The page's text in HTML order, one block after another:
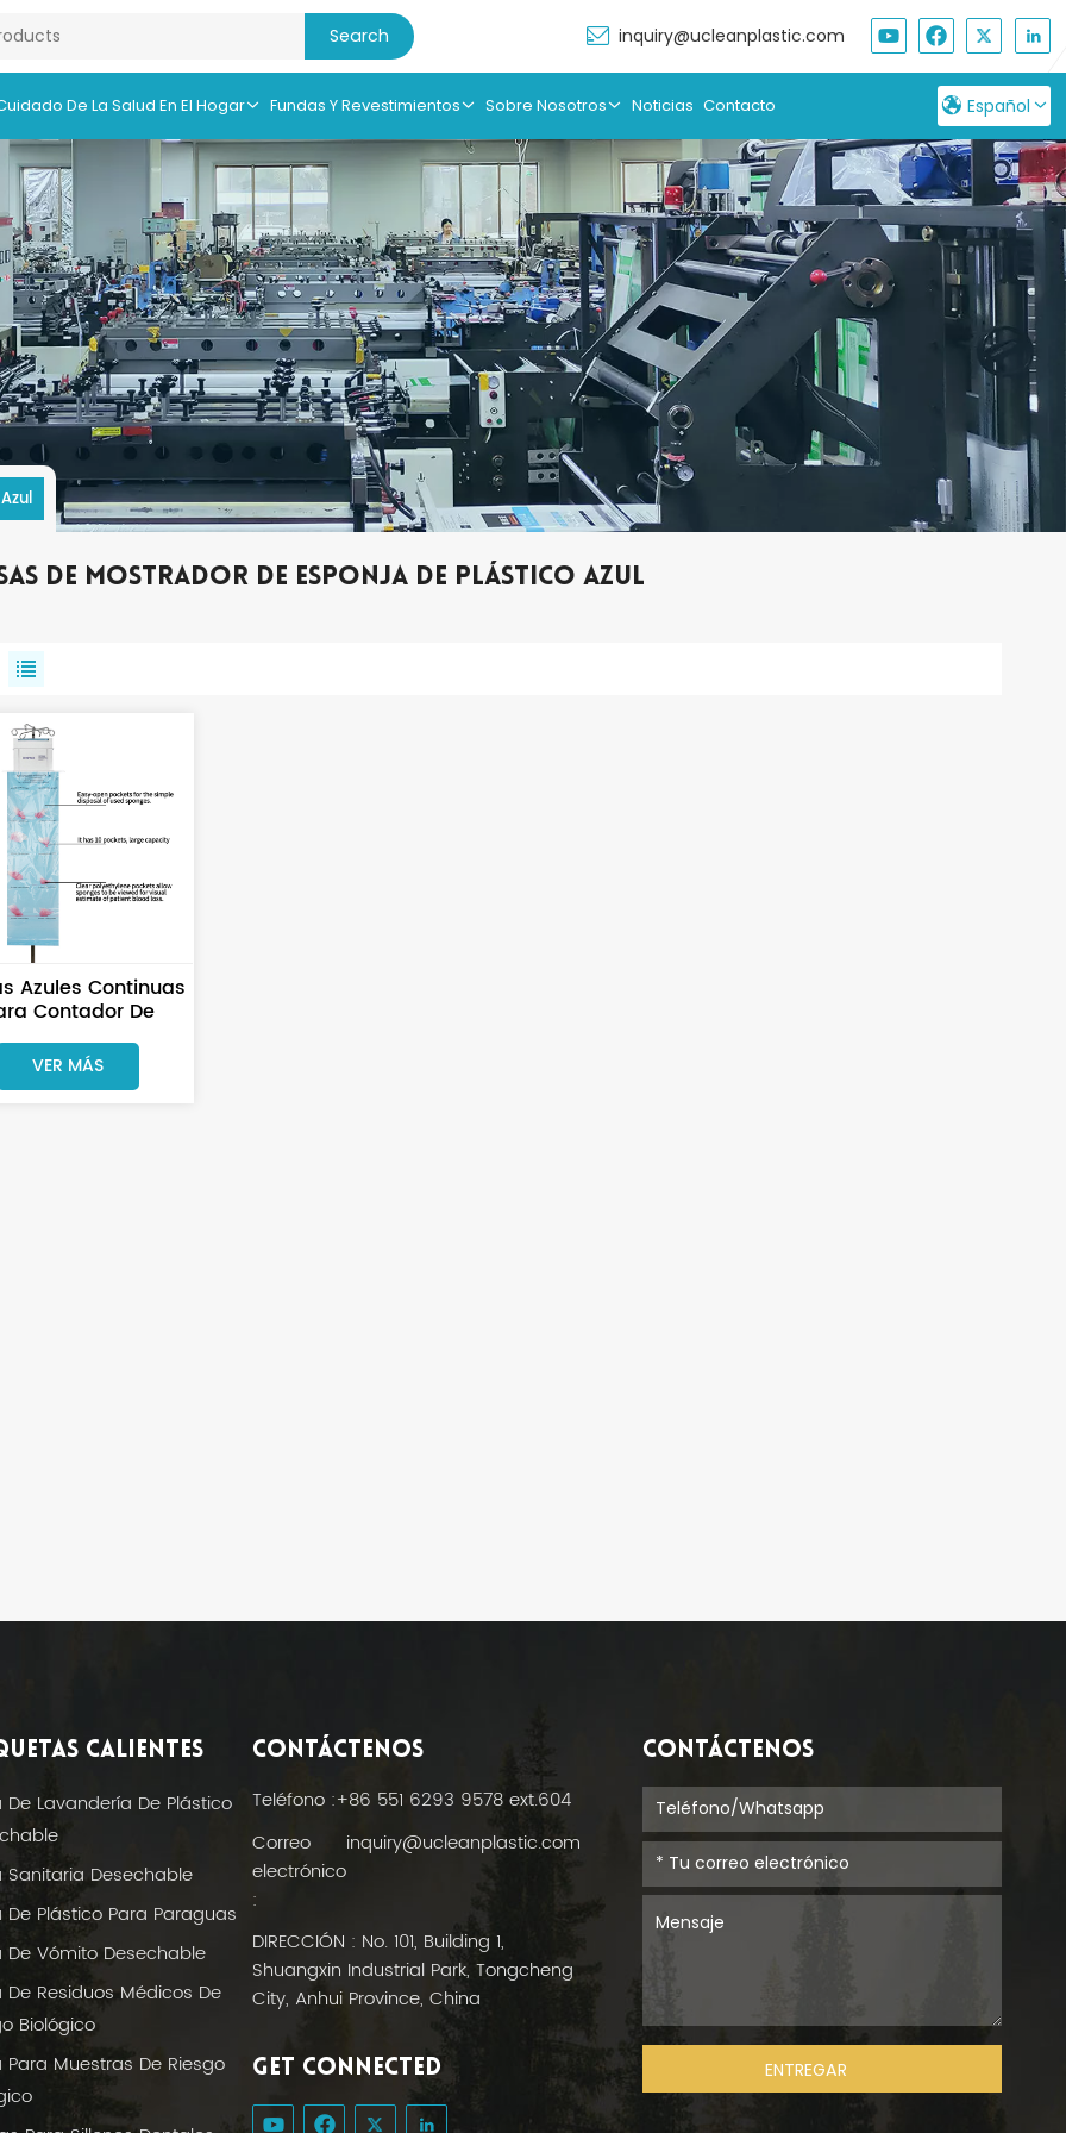
inquiry@ucleanplastic.com
De La Salud En El Hogar Fundas Y Revestimientos Sobre Nosotros Noticias Contacto Español
English
Français
Русский
De Mostrador De Esponja De Plástico Azul
Azules Continuas
Contador De
Para Uso
Quirúrgico
VER MÁS
CALIENTES
De Lavandería De Plástico
Sanitaria Desechable
De Plástico Para Paraguas
De Vómito Desechable
De Residuos Médicos De
Biológico
Para Muestras De Riesgo
CONTÁCTENOS
Teléfono :+86 551 6293 9578 ext.604
Correo
electrónico
:
inquiry@ucleanplastic.com
DIRECCIÓN : No. 101, Building 1,
Shuangxin Industrial Park, Tongcheng
City, Anhui Province, China
GET CONNECTED
CONTÁCTENOS
ENTREGAR